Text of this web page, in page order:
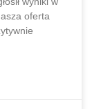
oferta